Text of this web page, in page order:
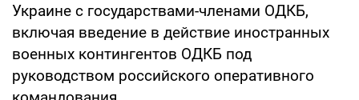
Украине с государствами-членами ОДКБ,
включая введение в действие иностранных
военных контингентов ОДКБ под
руководством российского оперативного